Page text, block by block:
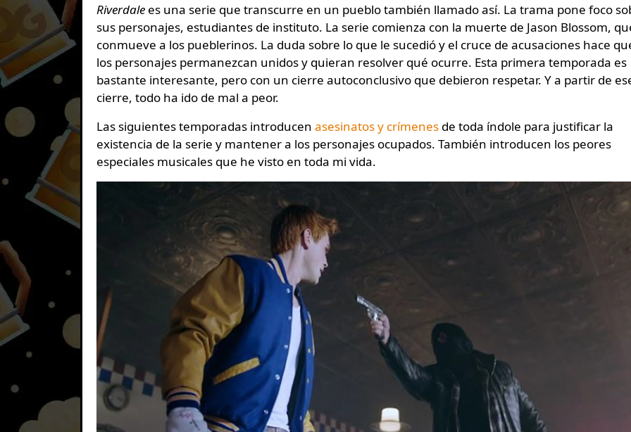
Riverdale es una serie que transcurre en un pueblo también llamado así. La trama pone foco
sus personajes, estudiantes de instituto. La serie comienza con la muerte de Jason Blossom,
conmueve a los pueblerinos. La duda sobre lo que le sucedió y el cruce de acusaciones hace
los personajes permanezcan unidos y quieran resolver qué ocurre. Esta primera temporada es
bastante interesante, pero con un cierre autoconclusivo que debieron respetar. Y a partir de
cierre, todo ha ido de mal a peor.
Las siguientes temporadas introducen asesinatos y crímenes de toda índole para justificar la
existencia de la serie y mantener a los personajes ocupados. También introducen los peores
especiales musicales que he visto en toda mi vida.